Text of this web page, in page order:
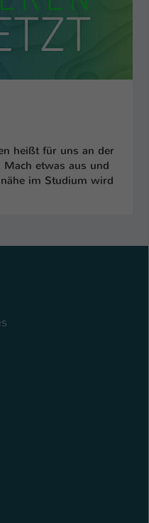
heißt für uns an der
Mach etwas aus und
im Studium wird
Backend
Rechte besitzt diese